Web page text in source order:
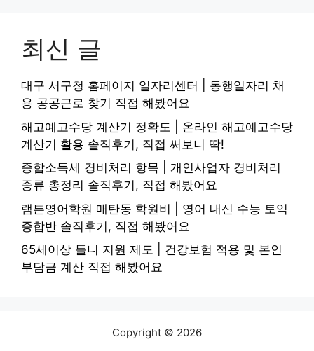
최신 글
대구 서구청 홈페이지 일자리센터 | 동행일자리 채
용 공공근로 찾기 직접 해봤어요
해고예고수당 계산기 정확도 | 온라인 해고예고수당
계산기 활용 솔직후기, 직접 써보니 딱!
종합소득세 경비처리 항목 | 개인사업자 경비처리
종류 총정리 솔직후기, 직접 해봤어요
램튼영어학원 매탄동 학원비 | 영어 내신 수능 토익
종합반 솔직후기, 직접 해봤어요
65세이상 틀니 지원 제도 | 건강보험 적용 및 본인
부담금 계산 직접 해봤어요
Copyright © 2026